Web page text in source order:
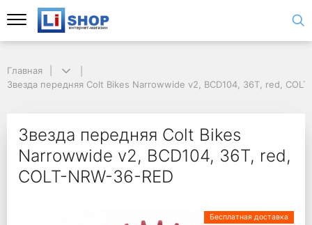
Главная
Звезда передняя Colt Bikes Narrowwide v2, BCD104, 36T, red,
Звезда передняя Colt Bikes
Narrowwide v2, BCD104, 36T, red,
COLT-NRW-36-RED
Бесплатная доставка